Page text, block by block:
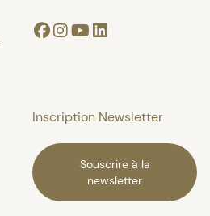
Facebook
Instagram
YoutubeLinkedin
Inscription Newsletter
Souscrire à la
newsletter